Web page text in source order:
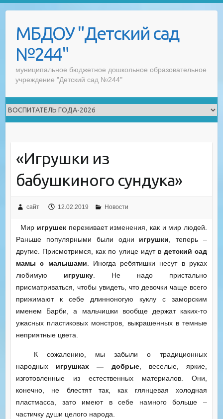
contentМБДОУ "Детский сад
№244"
муниципальное бюджетное дошкольное образовательное
учреждение "Детский сад №244"
«Игрушки из
бабушкиного сундука»
сайт 12.02.2019 Новости
Мир игрушекпереживает изменения, как и мир людей.
Раньше популярными были одни игрушки , теперь –
другие. Присмотримся, как по улице идут в детский сад
мамы с малышами . Иногда ребятишки несут в руках
любимую игрушку. Не надо пристально
присматриваться, чтобы увидеть, что девочки чаще всего
прижимают к себе длинноногую куклу с заморским
именем Барби, а мальчишки вообще держат каких-то
ужасных пластиковых монстров, выкрашенных в темные
неприятные цвета.
К сожалению, мы забыли о традиционных
народных игрушках — добрые, веселые, яркие,
изготовленные из естественных материалов. Они,
конечно, не блестят так, как глянцевая холодная
пластмасса, зато имеют в себе намного больше –
частичку души целого народа.